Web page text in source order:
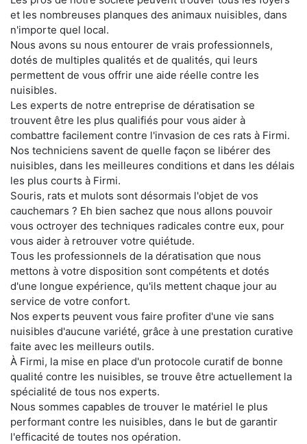
et les nombreuses planques des animaux nuisibles, dans
n'importe quel local.
Nous avons su nous entourer de vrais professionnels,
dotés de multiples qualités et de qualités, qui leurs
permettent de vous offrir une aide réelle contre les
nuisibles.
Les experts de notre entreprise de dératisation se
trouvent être les plus qualifiés pour vous aider à
combattre facilement contre l'invasion de ces rats à Firmi.
Nos techniciens savent de quelle façon se libérer des
nuisibles, dans les meilleures conditions et dans les délais
les plus courts à Firmi.
Souris, rats et mulots sont désormais l'objet de vos
cauchemars ? Eh bien sachez que nous allons pouvoir
vous octroyer des techniques radicales contre eux, pour
vous aider à retrouver votre quiétude.
Tous les professionnels de la dératisation que nous
mettons à votre disposition sont compétents et dotés
d'une longue expérience, qu'ils mettent chaque jour au
service de votre confort.
Nos experts peuvent vous faire profiter d'une vie sans
nuisibles d'aucune variété, grâce à une prestation curative
faite avec les meilleurs outils.
À Firmi, la mise en place d'un protocole curatif de bonne
qualité contre les nuisibles, se trouve être actuellement la
spécialité de tous nos experts.
Nous sommes capables de trouver le matériel le plus
performant contre les nuisibles, dans le but de garantir
l'efficacité de toutes nos opération.